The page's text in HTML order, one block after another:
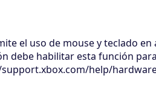
el uso de mouse y teclado
debe habilitar esta función
help/